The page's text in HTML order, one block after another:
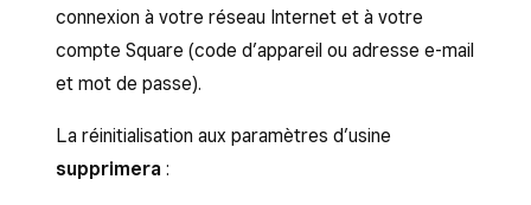
connexion à votre réseau Internet et à votre
compte Square (code d’appareil ou adresse e-mail
et mot de passe).
La réinitialisation aux paramètres d’usine
supprimera :